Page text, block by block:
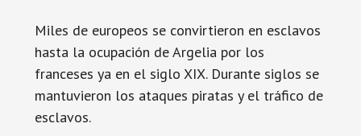
Miles de europeos se convirtieron en esclavos
hasta la ocupación de Argelia por los
franceses ya en el siglo XIX. Durante siglos se
mantuvieron los ataques piratas y el tráfico de
esclavos.